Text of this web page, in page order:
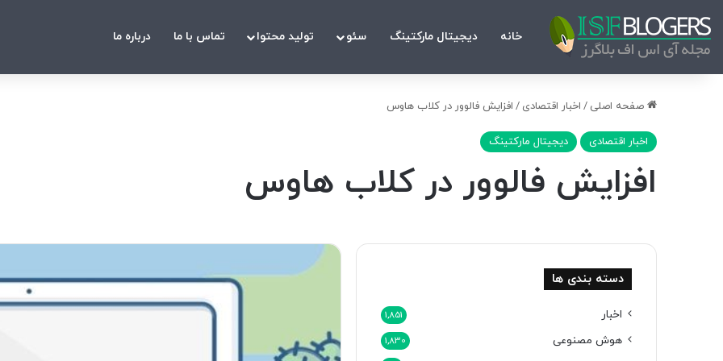
خانه دیجیتال مارکتینگ سئو تولید محتوا تماس با ما درباره ما
صفحه اصلی / اخبار اقتصادی / افزایش فالوور در کلاب هاوس
اخبار اقتصادی دیجیتال مارکتینگ
افزایش فالوور در کلاب هاوس
دسته بندی ها
اخبار 1,851
هوش مصنوعی 1,830